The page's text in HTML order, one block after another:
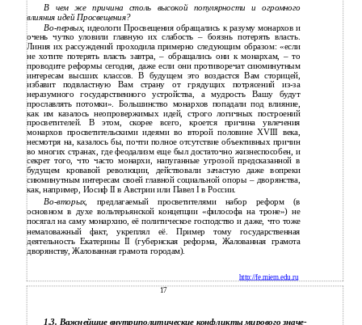
В чем же причина столь высокой популярности и огромного
влияния идей Просвещения?
Во-первых, идеологи Просвещения обращались к разуму монархов и
очень чутко уловили главную их слабость – боязнь потерять власть.
Линия их рассуждений проходила примерно следующим образом: «если
не хотите потерять власть завтра, – обращались они к монархам, – то
проводите реформы сегодня, даже если они противоречат сиюминутным
интересам высших классов. В будущем это воздастся Вам сторицей,
избавит подвластную Вам страну от грядущих потрясений из-за
неразумного государственного устройства, а мудрость Вашу будут
прославлять потомки». Большинство монархов попадали под влияние,
как им казалось неопровержимых идей, строго логичных построений
просветителей. В этом, скорее всего, кроется причина увлечения
монархов просветительскими идеями во второй половине XVIII века,
несмотря на, казалось бы, почти полное отсутствие объективных причин
во многих странах, где феодализм еще был достаточно жизнеспособен, и
секрет того, что часто монархи, напуганные угрозой предсказанной в
будущем кровавой революции, действовали зачастую даже вопреки
сиюминутным интересам своей главной социальной опоры – дворянства,
как, например, Иосиф II в Австрии или Павел I в России.
Во-вторых, предлагаемый просветителями набор реформ (в
основном в духе вольтерьянской концепции «философа на троне») не
посягал на саму монархию, её политическое господство и даже, что тоже
немаловажный факт, укреплял её. Пример тому государственная
деятельность Екатерины II (губернская реформа, Жалованная грамота
дворянству, Жалованная грамота городам).
http://fe.miem.edu.ru
17
1.3. Важнейшие внутриполитические конфликты мирового значе-